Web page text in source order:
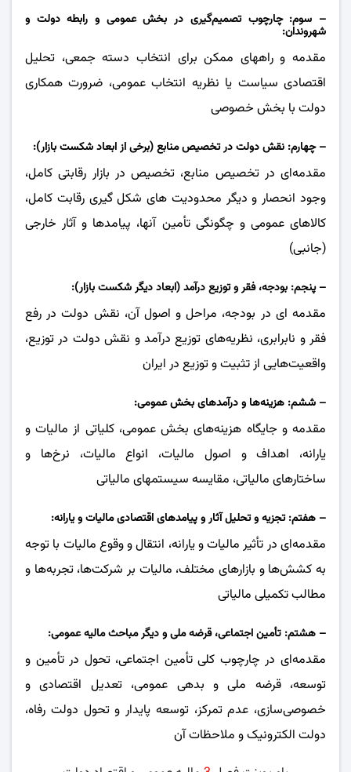
– سوم: چارچوب تصمیم‌گیری در بخش عمومی و رابطه دولت و
شهروندان:
مقدمه و راههای ممکن برای انتخاب دسته جمعی، تحلیل
اقتصادی سیاست یا نظریه انتخاب عمومی، ضرورت همکاری
دولت با بخش خصوصی
– چهارم: نقش دولت در تخصیص منابع (برخی از ابعاد شکست بازار):
مقدمه‌ای در تخصیص منابع، تخصیص در بازار رقابتی کامل،
وجود انحصار و دیگر محدودیت های شکل گیری رقابت کامل،
کالاهای عمومی و چگونگی تأمین آنها، پیامد‌ها و آثار خارجی
(جانبی)
– پنجم: بودجه، فقر و توزیع درآمد (ابعاد دیگر شکست بازار):
مقدمه ای در بودجه، مراحل و اصول آن، نقش دولت در رفع
فقر و نابرابری، نظریه‌های توزیع درآمد و نقش دولت در توزیع،
واقعیت‌هایی از تثبیت و توزیع در ایران
– ششم: هزینه‌ها و درآمدهای بخش عمومی:
مقدمه و جایگاه هزینه‌های بخش عمومی، کلیاتی از مالیات و
یارانه، اهداف و اصول مالیات، انواع مالیات، نرخ‌ها و
ساختارهای مالیاتی، مقایسه سیستمهای مالیاتی
– هفتم: تجزیه و تحلیل آثار و پیامدهای اقتصادی مالیات و یارانه:
مقدمه‌ای در تأثیر مالیات و یارانه، انتقال و وقوع مالیات با توجه
به کشش‌ها و بازارهای مختلف، مالیات بر شرکت‌ها، تجربه‌ها و
مطالب تکمیلی مالیاتی
– هشتم: تأمین اجتماعی، قرضه ملی و دیگر مباحث مالیه عمومی:
مقدمه‌ای در چارچوب کلی تأمین اجتماعی، تحول در تأمین و
توسعه، قرضه ملی و بدهی عمومی، تعدیل اقتصادی و
‌خصوصی‌سازی، عدم تمرکز، توسعه پایدار و ‌تحول دولت رفاه،
دولت الکترونیک و ملاحظات آن